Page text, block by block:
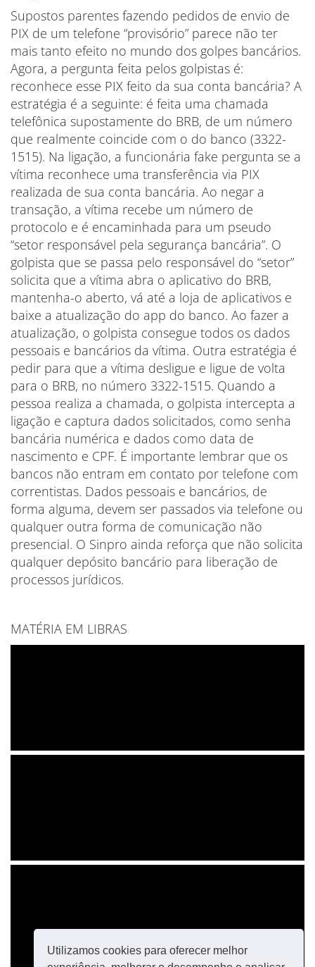
Utilizamos cookies para oferecer melhor
Supostos parentes fazendo pedidos de envio de
PIX de um telefone “provisório” parece não ter
mais tanto efeito no mundo dos golpes bancários.
Agora, a pergunta feita pelos golpistas é:
reconhece esse PIX feito da sua conta bancária? A
estratégia é a seguinte: é feita uma chamada
telefônica supostamente do BRB, de um número
que realmente coincide com o do banco (3322-
1515). Na ligação, a funcionária fake pergunta se a
vítima reconhece uma transferência via PIX
realizada de sua conta bancária. Ao negar a
transação, a vítima recebe um número de
protocolo e é encaminhada para um pseudo
“setor responsável pela segurança bancária”. O
golpista que se passa pelo responsável do “setor”
solicita que a vítima abra o aplicativo do BRB,
mantenha-o aberto, vá até a loja de aplicativos e
baixe a atualização do app do banco. Ao fazer a
atualização, o golpista consegue todos os dados
pessoais e bancários da vítima. Outra estratégia é
pedir para que a vítima desligue e ligue de volta
para o BRB, no número 3322-1515. Quando a
pessoa realiza a chamada, o golpista intercepta a
ligação e captura dados solicitados, como senha
bancária numérica e dados como data de
nascimento e CPF. É importante lembrar que os
bancos não entram em contato por telefone com
correntistas. Dados pessoais e bancários, de
forma alguma, devem ser passados via telefone ou
qualquer outra forma de comunicação não
presencial. O Sinpro ainda reforça que não solicita
qualquer depósito bancário para liberação de
processos jurídicos.
MATÉRIA EM LIBRAS